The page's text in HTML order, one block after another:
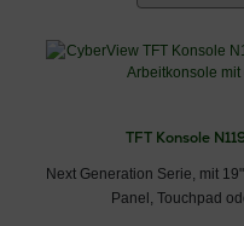
TFT Konsole
Next Generation Serie, mit
Panel, Touchpad